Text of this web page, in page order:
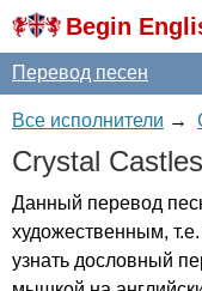
Begin
Перевод песен
Все исполнители →
Crystal Castles
Данный перевод
художественным,
узнать дословный